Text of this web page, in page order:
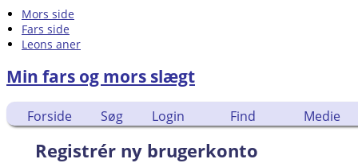
Mors side
Fars side
Leons aner
Min fars og mors slægt
Forside Søg Login Find Medie
Registrér ny brugerkonto